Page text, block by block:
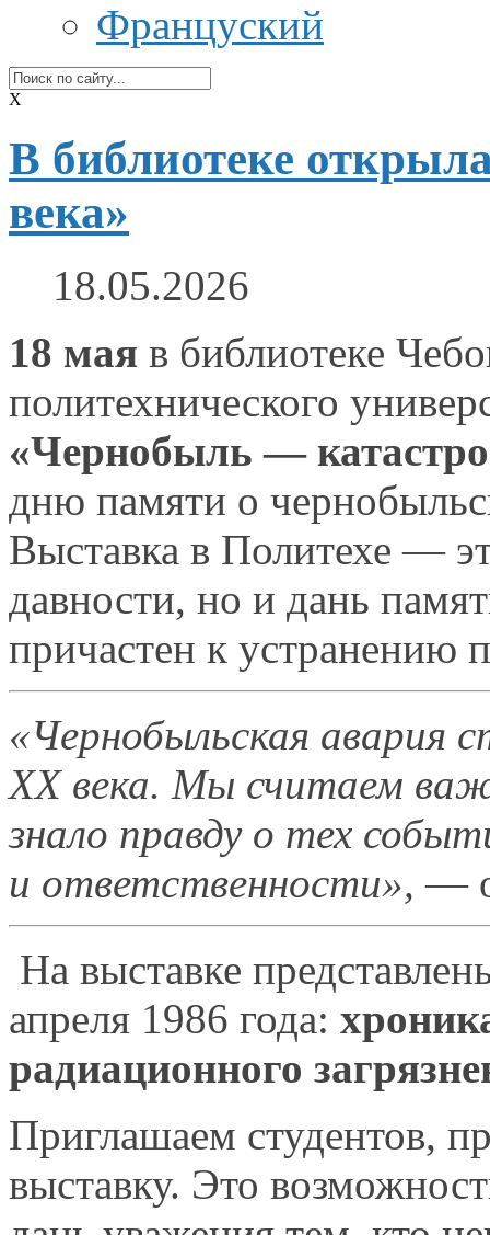
Француский
X
В библиотеке
века»
18.05.2026
18 мая в библиотеке
политехнического
«Чернобыль —
дню памяти о
Выставка в Политехе —
давности, но и дань
причастен к устранению
«Чернобыльская авария
XX века. Мы считаем
знало правду о тех
и ответственности», —
На выставке
апреля 1986 года:
радиационного
Приглашаем студентов,
выставку. Это